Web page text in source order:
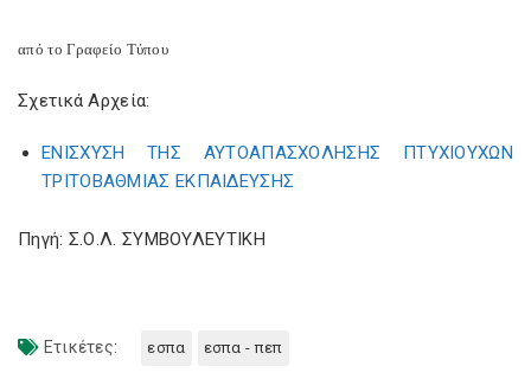
από το Γραφείο Τύπου
Σχετικά Αρχεία:
ΕΝΙΣΧΥΣΗ ΤΗΣ ΑΥΤΟΑΠΑΣΧΟΛΗΣΗΣ ΠΤΥΧΙΟΥΧΩΝ
ΤΡΙΤΟΒΑΘΜΙΑΣ ΕΚΠΑΙΔΕΥΣΗΣ
Πηγή: Σ.Ο.Λ. ΣΥΜΒΟΥΛΕΥΤΙΚΗ
Ετικέτες: εσπα εσπα - πεπ